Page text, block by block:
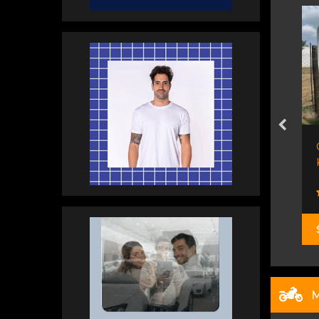
Shineray T 30 Chasis Con...
$ 37.500.000